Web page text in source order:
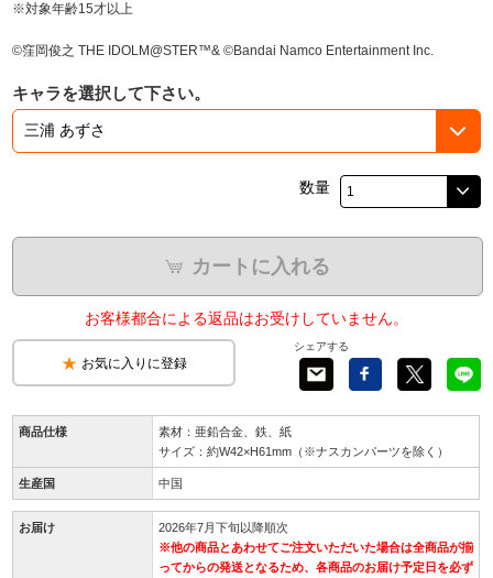
アイドリッシュセブン
モフモフパレード
※対象年齢15才以上
©窪岡俊之 THE IDOLM@STER™& ©Bandai Namco Entertainment Inc.
キャラを選択して下さい。
数量
カートに入れる
お客様都合による返品はお受けしていません。
お気に入りに登録
シェアする
商品仕様
素材：亜鉛合金、鉄、紙
サイズ：約W42×H61mm（※ナスカンパーツを除く）
生産国 中国
お届け
2026年7月下旬以降順次
※他の商品とあわせてご注文いただいた場合は全商品が揃
ってからの発送となるため、各商品のお届け予定日を必ず